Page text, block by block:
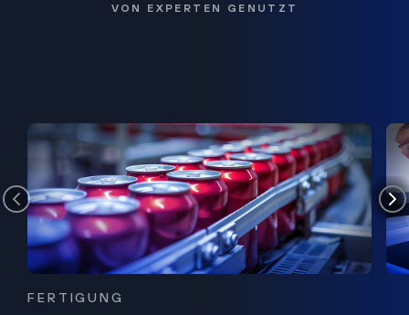
VON EXPERTEN GENUTZT
FERTIGUNG